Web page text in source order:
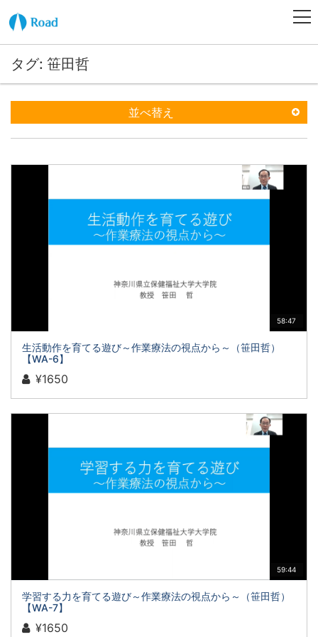
タグ: 笹田哲
並べ替え
58:47
生活動作を育てる遊び～作業療法の視点から～（笹田哲）
【WA-6】
¥1650
59:44
学習する力を育てる遊び～作業療法の視点から～（笹田哲）
【WA-7】
¥1650